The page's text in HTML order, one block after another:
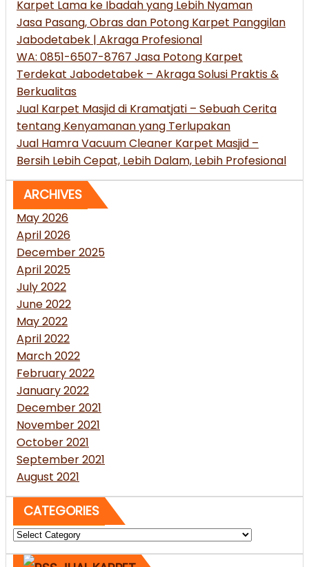
Karpet Lama ke Ibadah yang Lebih Nyaman
Jasa Pasang, Obras dan Potong Karpet Panggilan
Jabodetabek | Akraga Profesional
WA: 0851-6507-8767 Jasa Potong Karpet
Terdekat Jabodetabek – Akraga Solusi Praktis &
Berkualitas
Jual Karpet Masjid di Kramatjati – Sebuah Cerita
tentang Kenyamanan yang Terlupakan
Jual Hamra Vacuum Cleaner Karpet Masjid –
Bersih Lebih Cepat, Lebih Dalam, Lebih Profesional
ARCHIVES
May 2026
April 2026
December 2025
April 2025
July 2022
June 2022
May 2022
April 2022
March 2022
February 2022
January 2022
December 2021
November 2021
October 2021
September 2021
August 2021
CATEGORIES
Categories